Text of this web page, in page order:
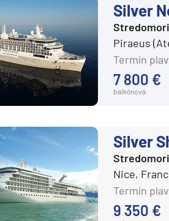
Emiráty a Perzský záliv
Ázia
Ázia
India
Austrália a Nový Zéland
Austrália a Nový
Afrika a Indický oceán
Afrika
Indický oceán
Silver
Piraeus
Termín
7 800 €
balkónová
Silver
Nice,
Termín
9 350 €